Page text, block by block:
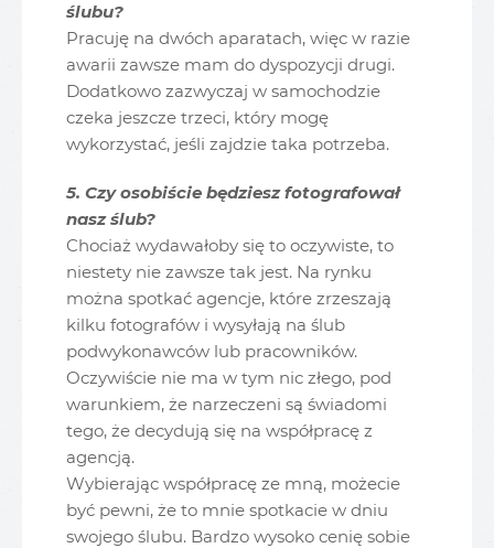
ślubu?
Pracuję na dwóch aparatach, więc w razie
awarii zawsze mam do dyspozycji drugi.
Dodatkowo zazwyczaj w samochodzie
czeka jeszcze trzeci, który mogę
wykorzystać, jeśli zajdzie taka potrzeba.
5. Czy osobiście będziesz fotografował
nasz ślub?
Chociaż wydawałoby się to oczywiste, to
niestety nie zawsze tak jest. Na rynku
można spotkać agencje, które zrzeszają
kilku fotografów i wysyłają na ślub
podwykonawców lub pracowników.
Oczywiście nie ma w tym nic złego, pod
warunkiem, że narzeczeni są świadomi
tego, że decydują się na współpracę z
agencją.
Wybierając współpracę ze mną, możecie
być pewni, że to mnie spotkacie w dniu
swojego ślubu. Bardzo wysoko cenię sobie